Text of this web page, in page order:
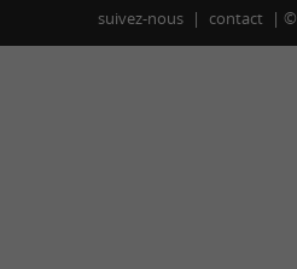
suivez-nous
contact ©